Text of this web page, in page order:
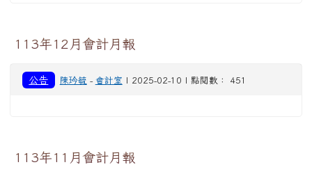
113年12月會計月報
公告 陳玪毓 - 會計室 | 2025-02-10 | 點閱數： 451
113年11月會計月報